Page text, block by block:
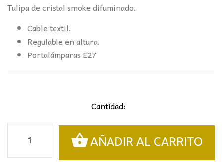
Tulipa de cristal smoke difuminado.
Cable textil.
Regulable en altura.
Portalámparas E27
Cantidad:
VENIZE
NEGRO-
AÑADIR AL CARRITO